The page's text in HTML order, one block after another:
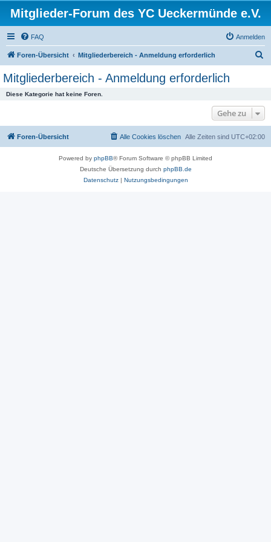
Mitglieder-Forum des YC Ueckermünde e.V.
FAQ Anmelden
Foren-Übersicht Mitgliederbereich - Anmeldung erforderlich
Mitgliederbereich - Anmeldung erforderlich
Diese Kategorie hat keine Foren.
Gehe zu
Foren-Übersicht Alle Zeiten sind UTC+02:00
Alle Cookies löschen
Powered by phpBB® Forum Software © phpBB Limited
Deutsche Übersetzung durch phpBB.de
Datenschutz| Nutzungsbedingungen